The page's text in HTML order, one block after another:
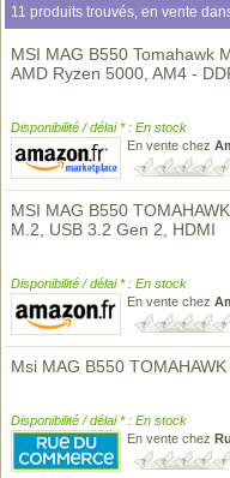
11 produits trouvés, en vente
MSI MAG B550 Tomahawk
AMD Ryzen 5000, AM4 -
Disponibilité / délai * : En stock
En vente chez
MSI MAG B550
M.2, USB 3.2 Gen 2, HDMI
Disponibilité / délai * : En stock
En vente chez
Msi MAG B550 TOMAHAWK
Disponibilité / délai * : En stock
En vente chez